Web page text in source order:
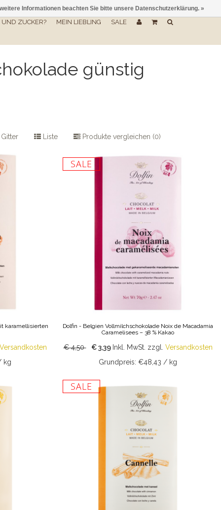
UND ZUCKER? MEIN LIEBLING SALE
günstig
Liste Produkte vergleichen (0)
karamellisierten
kg
SALE
Dolfin - Belgien Vollmilchschokolade Noix de Macadamia
Caramelisees – 38 % Kakao
€ 4,50 € 3,39 Inkl. MwSt. zzgl. Versandkosten
Grundpreis: €48,43 / kg
SALE
Informationen beachten Sie bitte unsere Datenschutzerklärung. »